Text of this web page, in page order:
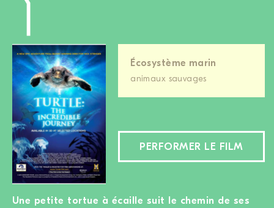
Écosystème marin
animaux sauvages
PERFORMER LE FILM
Une petite tortue à écaille suit le chemin de ses